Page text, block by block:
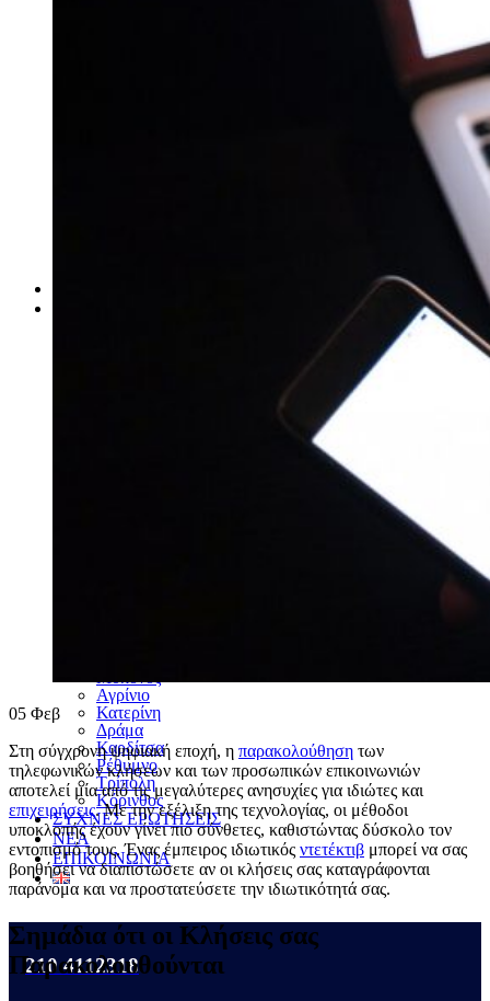
Αγρίνιο
Κατερίνη
Δράμα
Καρδίτσα
Ρέθυμνο
Τρίπολη
Κόρινθος
ΣΥΧΝΕΣ ΕΡΩΤΗΣΕΙΣ
ΝΕΑ
ΕΠΙΚΟΙΝΩΝΙΑ
210 4112318
05 Φεβ
Στη σύγχρονη ψηφιακή εποχή, η παρακολούθηση των
τηλεφωνικών κλήσεων και των προσωπικών επικοινωνιών
αποτελεί μία από τις μεγαλύτερες ανησυχίες για ιδιώτες και
επιχειρήσεις. Με την εξέλιξη της τεχνολογίας, οι μέθοδοι
υποκλοπής έχουν γίνει πιο σύνθετες, καθιστώντας δύσκολο τον
εντοπισμό τους. Ένας έμπειρος ιδιωτικός ντετέκτιβ μπορεί να σας
βοηθήσει να διαπιστώσετε αν οι κλήσεις σας καταγράφονται
παράνομα και να προστατεύσετε την ιδιωτικότητά σας.
Σημάδια ότι οι Κλήσεις σας
Παρακολουθούνται